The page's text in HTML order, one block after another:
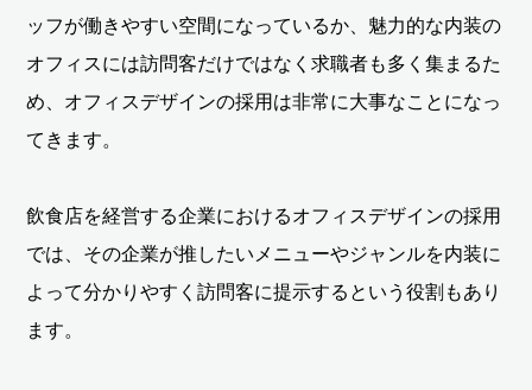
ッフが働きやすい空間になっているか、魅力的な内装の
オフィスには訪問客だけではなく求職者も多く集まるた
め、オフィスデザインの採用は非常に大事なことになっ
てきます。
飲食店を経営する企業におけるオフィスデザインの採用
では、その企業が推したいメニューやジャンルを内装に
よって分かりやすく訪問客に提示するという役割もあり
ます。